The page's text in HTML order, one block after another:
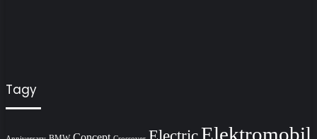
Tagy
Elektromobil